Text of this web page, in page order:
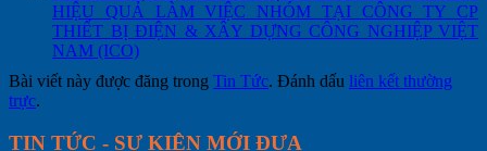
HIỆU QUẢ LÀM VIỆC NHÓM TẠI CÔNG TY CP
THIẾT BỊ ĐIỆN & XÂY DỰNG CÔNG NGHIỆP VIỆT
NAM (ICO)
Bài viết này được đăng trong Tin Tức. Đánh dấu liên kết thường
trực.
TIN TỨC - SỰ KIỆN MỚI ĐƯA